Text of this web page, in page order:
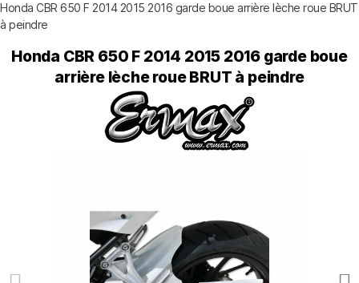
Honda CBR 650 F 2014 2015 2016 garde boue arrière lèche roue BRUT
à peindre
Honda CBR 650 F 2014 2015 2016 garde boue
arrière lèche roue BRUT à peindre